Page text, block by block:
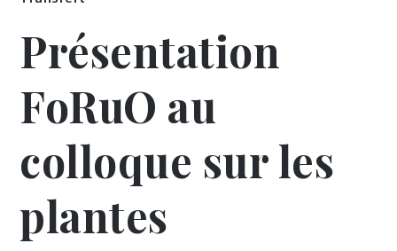
Présentation
FoRuO au
colloque sur les
plantes